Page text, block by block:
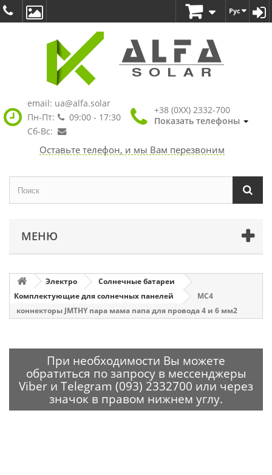
Рус
email: ua@alfa.solar
Пн-Пт:
09:00 - 17:30
Сб-Вс:
+38 (0XX) 2332-700
Показать телефоны
Оставьте телефон, и мы Вам перезвоним
МЕНЮ
Электро
Солнечные батареи
Комплектующие для солнечных панелей
MC4
коннекторы JMTHY пара мама папа для провода 4 и 6 мм2
При необходимости Вы можете
обратиться по запросу в мессенджеры
Viber и Telegram (093) 2332700 или через
значок в правом нижнем углу.